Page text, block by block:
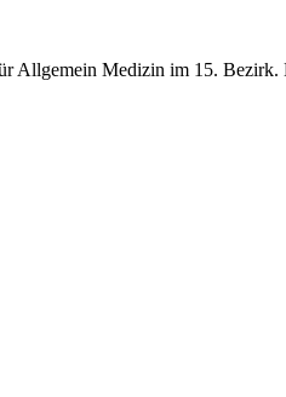
Allgemein Medizin im 15.